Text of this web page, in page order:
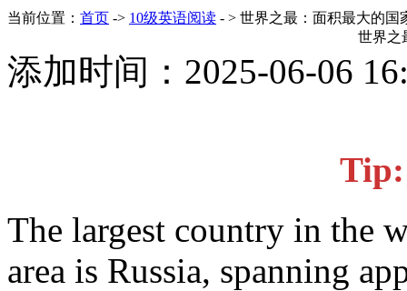
当前位置： 首页 -> 10级英语阅读 - > 世界之最：面积最大的国
世界之
添加时间：2025-06-06
The largest country in the
area is Russia, spanning